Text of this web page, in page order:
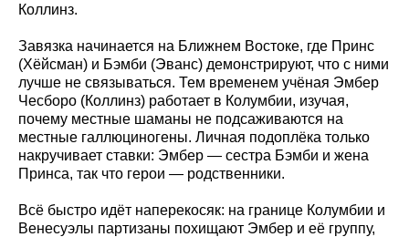
Коллинз.
Завязка начинается на Ближнем Востоке, где Принс
(Хёйсман) и Бэмби (Эванс) демонстрируют, что с ними
лучше не связываться. Тем временем учёная Эмбер
Чесборо (Коллинз) работает в Колумбии, изучая,
почему местные шаманы не подсаживаются на
местные галлюциногены. Личная подоплёка только
накручивает ставки: Эмбер — сестра Бэмби и жена
Принса, так что герои — родственники.
Всё быстро идёт наперекосяк: на границе Колумбии и
Венесуэлы партизаны похищают Эмбер и её группу,